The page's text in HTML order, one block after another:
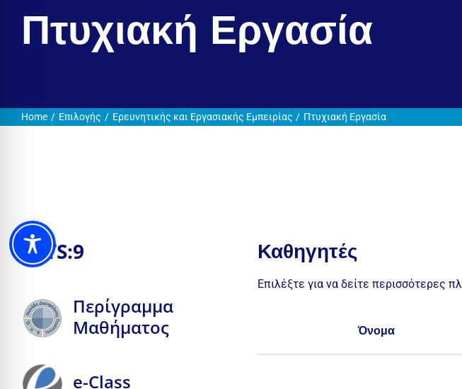
Πτυχιακή Εργασία
Home Επιλογής Ερευνητικής και Εργασιακής Εμπειρίας Πτυχιακή Εργασία
ECTS:9
Περίγραμμα
Μαθήματος
e-Class
Καθηγητές
Επιλέξτε για να δείτε περισσότερες
Όνομα